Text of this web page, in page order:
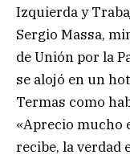
Izquierda y
Sergio Massa,
de Unión por la
se alojó en un
Termas como
«Aprecio mucho
recibe, la verdad